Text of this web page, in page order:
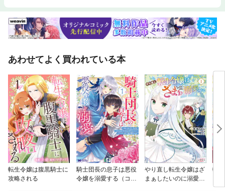
あわせてよく買われている本
転生令嬢は腹黒騎士に
攻略される
騎士団長の息子は悪役
令嬢を溺愛する（コミ
やり直し転生令嬢はざ
まぁしたいのに溺愛さ
転
殿